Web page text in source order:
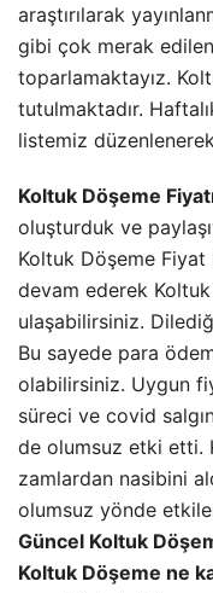
araştırılarak
gibi çok merak
toparlamaktayız.
tutulmaktadır.
listemiz
Koltuk Döşeme
oluşturduk ve
Koltuk Döşeme Fiyat
devam ederek
ulaşabilirsiniz.
Bu sayede para
olabilirsiniz. Uygun
süreci ve covid
de olumsuz etki etti.
zamlardan nasibini
olumsuz yönde
Güncel Koltuk
Koltuk Döşeme ne